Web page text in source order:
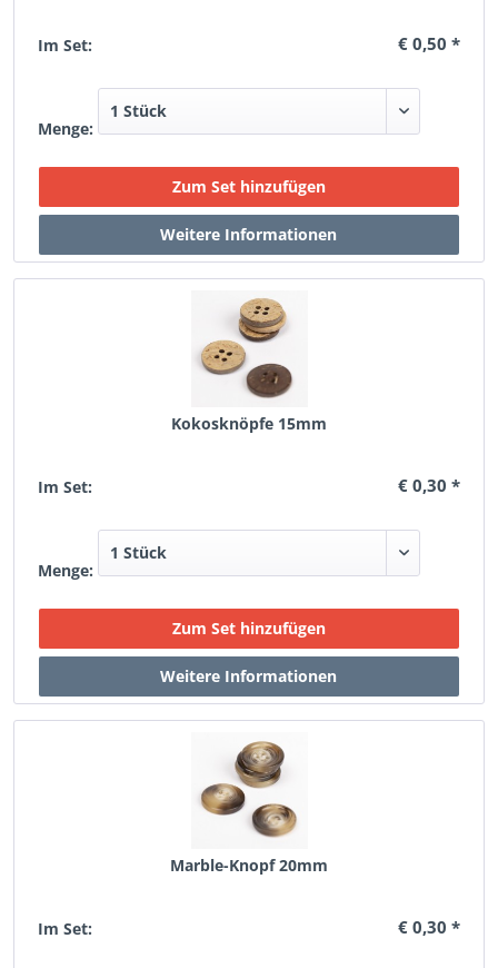
Im Set: € 0,50 *
Menge:
Kokosknöpfe 15mm
Im Set: € 0,30 *
Menge:
Marble-Knopf 20mm
Im Set: € 0,30 *